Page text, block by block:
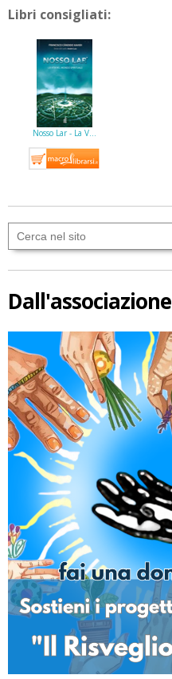
Libri consigliati:
Nosso Lar - La V…
Dall'associazione